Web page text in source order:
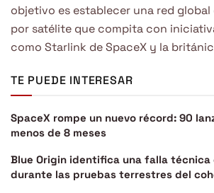
objetivo es establecer una red
por satélite que compita con
como Starlink de SpaceX y la
TE PUEDE INTERESAR
SpaceX rompe un nuevo récord: 90
menos de 8 meses
Blue Origin identifica una falla técnica
durante las pruebas terrestres del